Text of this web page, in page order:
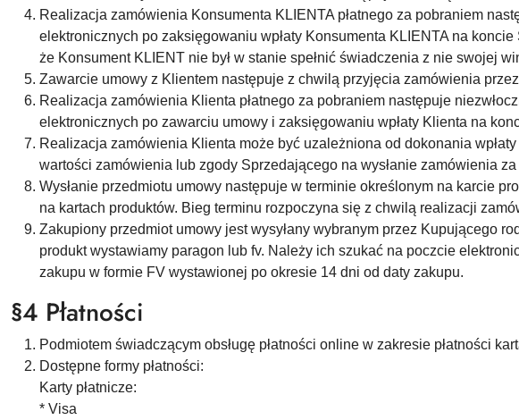
Realizacja zamówienia Konsumenta KLIENTA płatnego za pobraniem
elektronicznych po zaksięgowaniu wpłaty Konsumenta KLIENTA na
że Konsument KLIENT nie był w stanie spełnić świadczenia z nie swojej
Zawarcie umowy z Klientem następuje z chwilą przyjęcia zamówienia
Realizacja zamówienia Klienta płatnego za pobraniem następuje
elektronicznych po zawarciu umowy i zaksięgowaniu wpłaty Klienta na
Realizacja zamówienia Klienta może być uzależniona od dokonania
wartości zamówienia lub zgody Sprzedającego na wysłanie zamówienia
Wysłanie przedmiotu umowy następuje w terminie określonym na karcie
na kartach produktów. Bieg terminu rozpoczyna się z chwilą realizacji
Zakupiony przedmiot umowy jest wysyłany wybranym przez Kupującego
produkt wystawiamy paragon lub fv. Należy ich szukać na poczcie
zakupu w formie FV wystawionej po okresie 14 dni od daty zakupu.
§4 Płatności
Podmiotem świadczącym obsługę płatności online w zakresie płatności
Dostępne formy płatności:
Karty płatnicze:
* Visa